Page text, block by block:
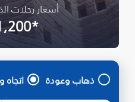
أسعار رحلات
*AED 1,200
ذهاب وعودة اتجاه